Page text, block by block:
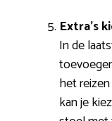
Extra’s
In de
het
kan je